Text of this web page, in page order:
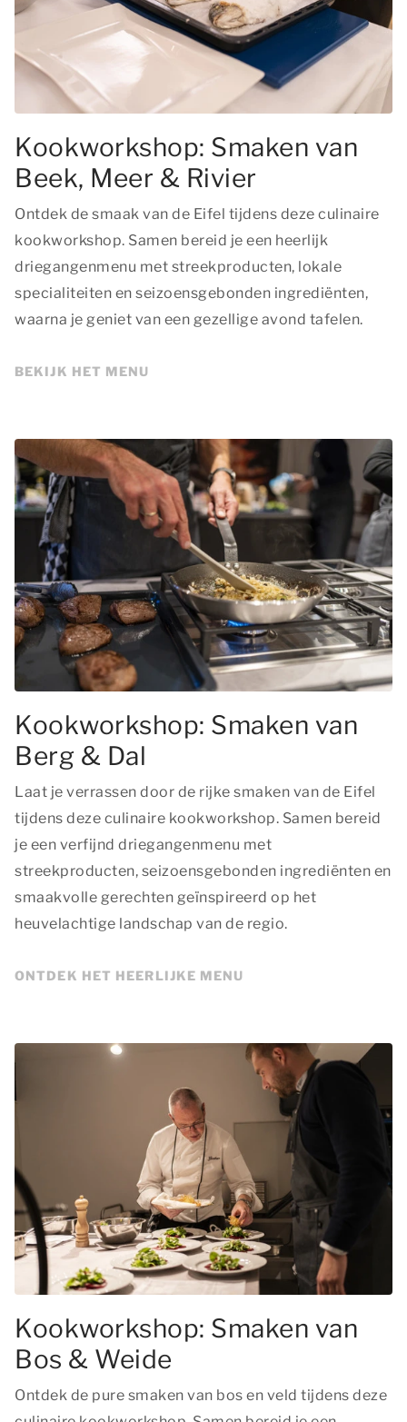
Kookworkshop: Smaken van
Beek, Meer & Rivier
Ontdek de smaak van de Eifel tijdens deze culinaire
kookworkshop. Samen bereid je een heerlijk
driegangenmenu met streekproducten, lokale
specialiteiten en seizoensgebonden ingrediënten,
waarna je geniet van een gezellige avond tafelen.
BEKIJK HET MENU
Kookworkshop: Smaken van
Berg & Dal
Laat je verrassen door de rijke smaken van de Eifel
tijdens deze culinaire kookworkshop. Samen bereid
je een verfijnd driegangenmenu met
streekproducten, seizoensgebonden ingrediënten en
smaakvolle gerechten geïnspireerd op het
heuvelachtige landschap van de regio.
ONTDEK HET HEERLIJKE MENU
Kookworkshop: Smaken van
Bos & Weide
Ontdek de pure smaken van bos en veld tijdens deze